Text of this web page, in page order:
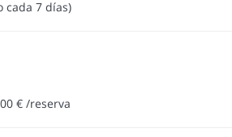
cada 7 días)
€ /reserva